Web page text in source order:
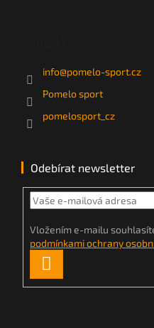
info@pomelo-sport.cz
Pomelo sport
pomelosport_cz
Odebírat newsletter
Vložením e-mailu
podmínkami ochrany
SE